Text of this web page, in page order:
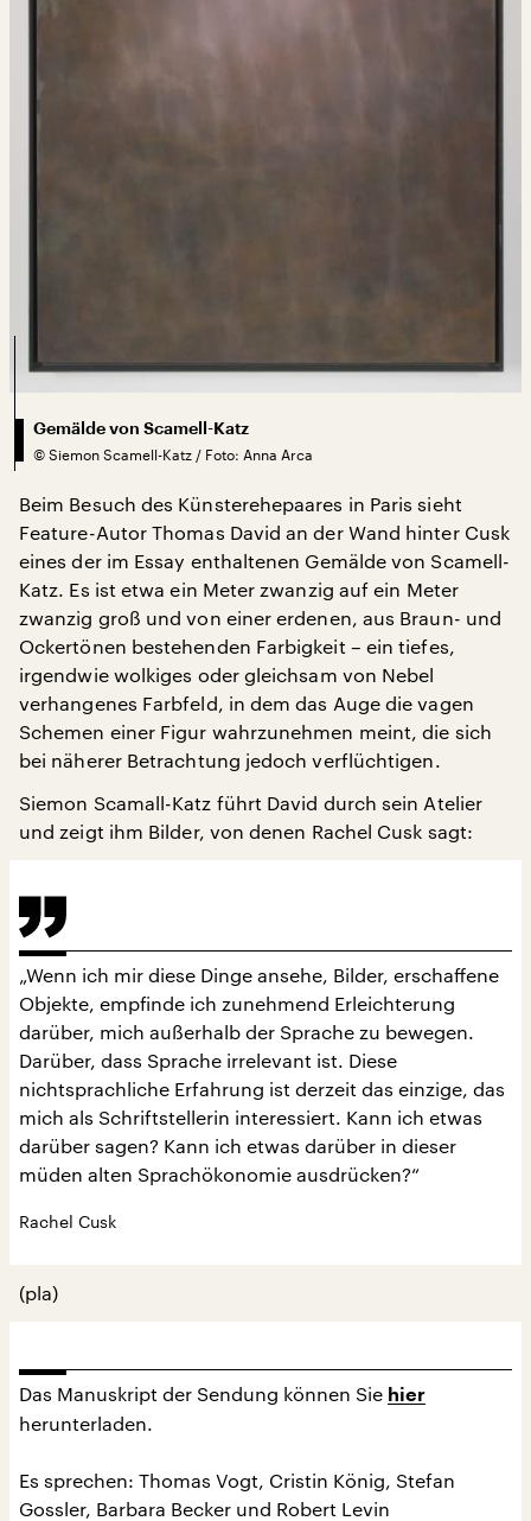
Gemälde von Scamell-Katz
© Siemon Scamell-Katz / Foto: Anna Arca
Beim Besuch des Künsterehepaares in Paris sieht
Feature-Autor Thomas David an der Wand hinter Cusk
eines der im Essay enthaltenen Gemälde von Scamell-
Katz. Es ist etwa ein Meter zwanzig auf ein Meter
zwanzig groß und von einer erdenen, aus Braun- und
Ockertönen bestehenden Farbigkeit – ein tiefes,
irgendwie wolkiges oder gleichsam von Nebel
verhangenes Farbfeld, in dem das Auge die vagen
Schemen einer Figur wahrzunehmen meint, die sich
bei näherer Betrachtung jedoch verflüchtigen.
Siemon Scamall-Katz führt David durch sein Atelier
und zeigt ihm Bilder, von denen Rachel Cusk sagt:
„Wenn ich mir diese Dinge ansehe, Bilder, erschaffene
Objekte, empfinde ich zunehmend Erleichterung
darüber, mich außerhalb der Sprache zu bewegen.
Darüber, dass Sprache irrelevant ist. Diese
nichtsprachliche Erfahrung ist derzeit das einzige, das
mich als Schriftstellerin interessiert. Kann ich etwas
darüber sagen? Kann ich etwas darüber in dieser
müden alten Sprachökonomie ausdrücken?“
Rachel Cusk
(pla)
Das Manuskript der Sendung können Sie hier
herunterladen.
Es sprechen: Thomas Vogt, Cristin König, Stefan
Gossler, Barbara Becker und Robert Levin